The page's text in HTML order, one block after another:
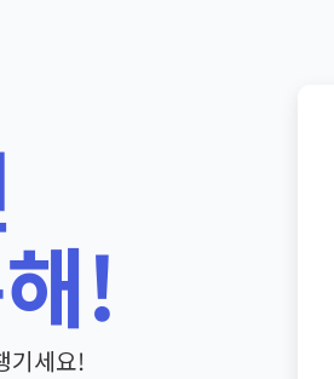
!
기세요!